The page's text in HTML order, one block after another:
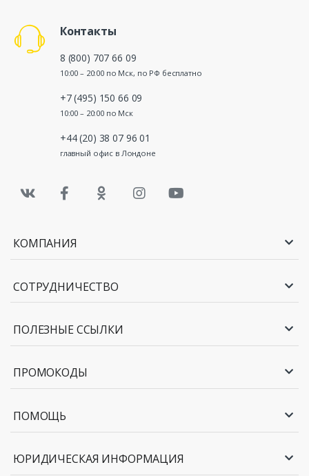
Контакты
8 (800) 707 66 09
10:00 – 20:00 по Мск, по РФ бесплатно
+7 (495) 150 66 09
10:00 – 20:00 по Мск
+44 (20) 38 07 96 01
главный офис в Лондоне
КОМПАНИЯ
СОТРУДНИЧЕСТВО
ПОЛЕЗНЫЕ ССЫЛКИ
ПРОМОКОДЫ
ПОМОЩЬ
ЮРИДИЧЕСКАЯ ИНФОРМАЦИЯ